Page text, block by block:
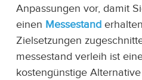
Anpassungen vor, damit
einen Messestand
Zielsetzungen
messestand verleih ist
kostengünstige